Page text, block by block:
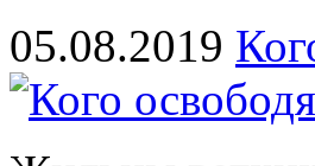
05.08.2019